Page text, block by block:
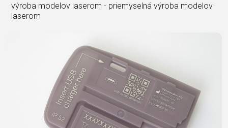
výroba modelov laserom - priemyselná výroba modelov
laserom